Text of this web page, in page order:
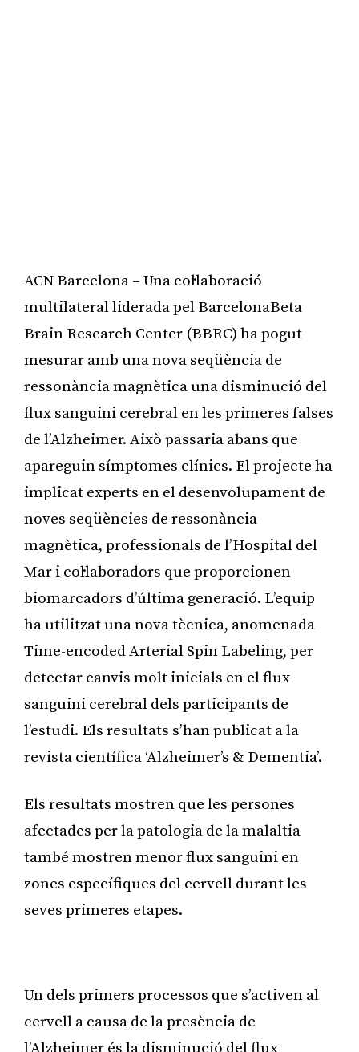
ACN Barcelona – Una col·laboració
multilateral liderada pel BarcelonaBeta
Brain Research Center (BBRC) ha pogut
mesurar amb una nova seqüència de
ressonància magnètica una disminució del
flux sanguini cerebral en les primeres falses
de l’Alzheimer. Això passaria abans que
apareguin símptomes clínics. El projecte ha
implicat experts en el desenvolupament de
noves seqüències de ressonància
magnètica, professionals de l’Hospital del
Mar i col·laboradors que proporcionen
biomarcadors d’última generació. L’equip
ha utilitzat una nova tècnica, anomenada
Time-encoded Arterial Spin Labeling, per
detectar canvis molt inicials en el flux
sanguini cerebral dels participants de
l’estudi. Els resultats s’han publicat a la
revista científica ‘Alzheimer’s & Dementia’.
Els resultats mostren que les persones
afectades per la patologia de la malaltia
també mostren menor flux sanguini en
zones específiques del cervell durant les
seves primeres etapes.
Un dels primers processos que s’activen al
cervell a causa de la presència de
l’Alzheimer és la disminució del flux